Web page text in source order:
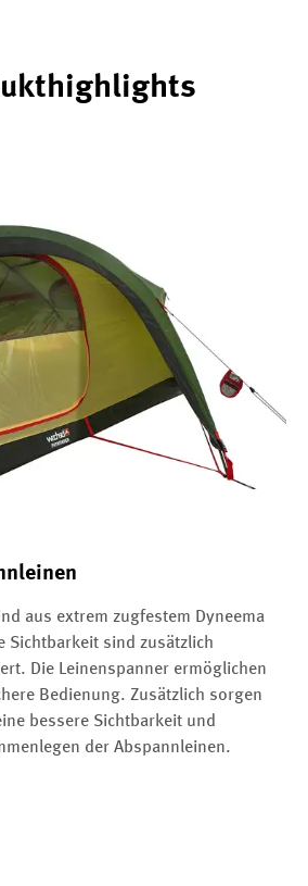
aus extrem zugfestem Dyneema
Sichtbarkeit sind zusätzlich
Die Leinenspanner ermöglichen
Bedienung. Zusätzlich sorgen
bessere Sichtbarkeit und
der Abspannleinen.